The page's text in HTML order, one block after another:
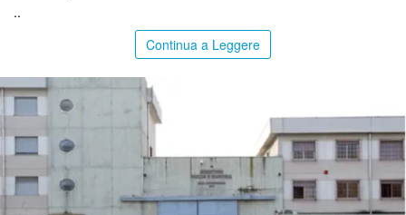
..
Continua a Leggere